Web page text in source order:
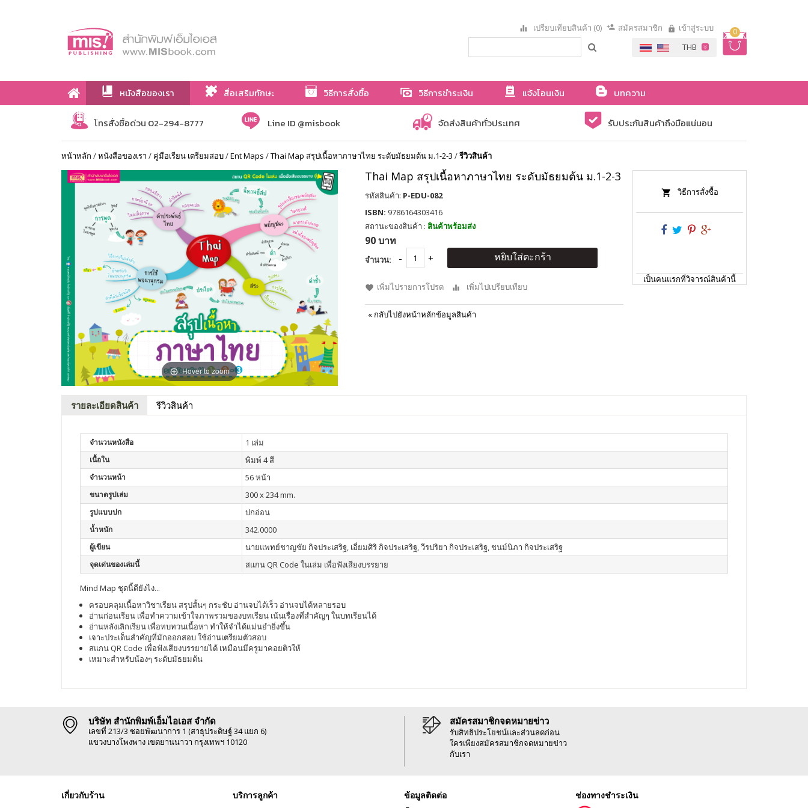
0
เปรียบเทียบสินค้า (0) สมัครสมาชิก เข้าสู่ระบบ
หนังสือของเรา สื่อเสริมทักษะ วิธีการสั่งซื้อ วิธีการชำระเงิน แจ้งโอนเงิน
บทความ
เกี่ยวกับเรา
โทรสั่งซื้อด่วน 02-294-8777 Line ID @misbook จัดส่งสินค้าทั่วประเทศ รับประกันสินค้าถึงมือแน่นอน
หน้าหลัก /หนังสือของเรา / คู่มือเรียน เตรียมสอบ/Ent Maps /Thai Map สรุปเนื้อหาภาษาไทย ระดับมัธยมต้น ม.1-2-3 /รีวิวสินค้า
Hover to zoom
Thai Map สรุปเนื้อหาภาษาไทย ระดับมัธยมต้น ม.1-2-3
รหัสสินค้า: P-EDU-082
ISBN: 9786164303416
สถานะของสินค้า : สินค้าพร้อมส่ง
90 บาท
จำนวน: หยิบใส่ตะกร้า
เพิ่มไปรายการโปรด เพิ่มไปเปรียบเทียบ
« กลับไปยังหน้าหลักข้อมูลสินค้า
วิธีการสั่งซื้อ
เป็นคนแรกที่วิจารณ์สินค้านี้
รายละเอียดสินค้า รีวิวสินค้า
จำนวนหนังสือ 1 เล่ม
เนื้อใน พิมพ์ 4 สี
จำนวนหน้า 56 หน้า
ขนาดรูปเล่ม 300 x 234 mm.
รูปแบบปก ปกอ่อน
น้ำหนัก 342.0000
ผู้เขียน นายแพทย์ชาญชัย กิจประเสริฐ, เอี่ยมศิริ กิจประเสริฐ, วีรปริยา กิจประเสริฐ, ชนม์นิภา กิจประเสริฐ
จุดเด่นของเล่มนี้ สแกน QR Code ในเล่ม เพื่อฟังเสียงบรรยาย
Mind Map ชุดนี้ดียังไง​...
ครอบคลุมเนื้อหาวิชาเรียน สรุปสั้นๆ กระชับ อ่านจบได้เร็ว อ่านจบได้หลายรอบ
อ่านก่อนเรียน เพื่อทำความเข้าใจภาพรวมของบทเรียน เน้นเรื่องที่สำคัญๆ ในบทเรียนได้
อ่านหลังเลิกเรียน เพื่อทบทวนเนื้อหา ทำให้จำได้เเม่นยำยิ่งขึ้น
เจาะประเด็นสำคัญที่มักออกสอบ ใช้อ่านเตรียมตัวสอบ
สแกน QR Code เพื่อฟังเสียงบรรยายได้ เหมือนมีครูมาคอยติวให้
เหมาะสำหรับน้องๆ ระดับมัธยมต้น
บริษัท สำนักพิมพ์เอ็มไอเอส จำกัด
เลขที่ 213/3 ซอยพัฒนาการ 1 (สาธุประดิษฐ์ 34 แยก 6)
แขวงบางโพงพาง เขตยานนาวา กรุงเทพฯ 10120
สมัครสมาชิกจดหมายข่าว
รับสิทธิประโยชน์และส่วนลดก่อน
ใครเพียงสมัครสมาชิกจดหมายข่าว
กับเรา
เกี่ยวกับร้าน บริการลูกค้า ข้อมูลติดต่อ ช่องทางชำระเงิน